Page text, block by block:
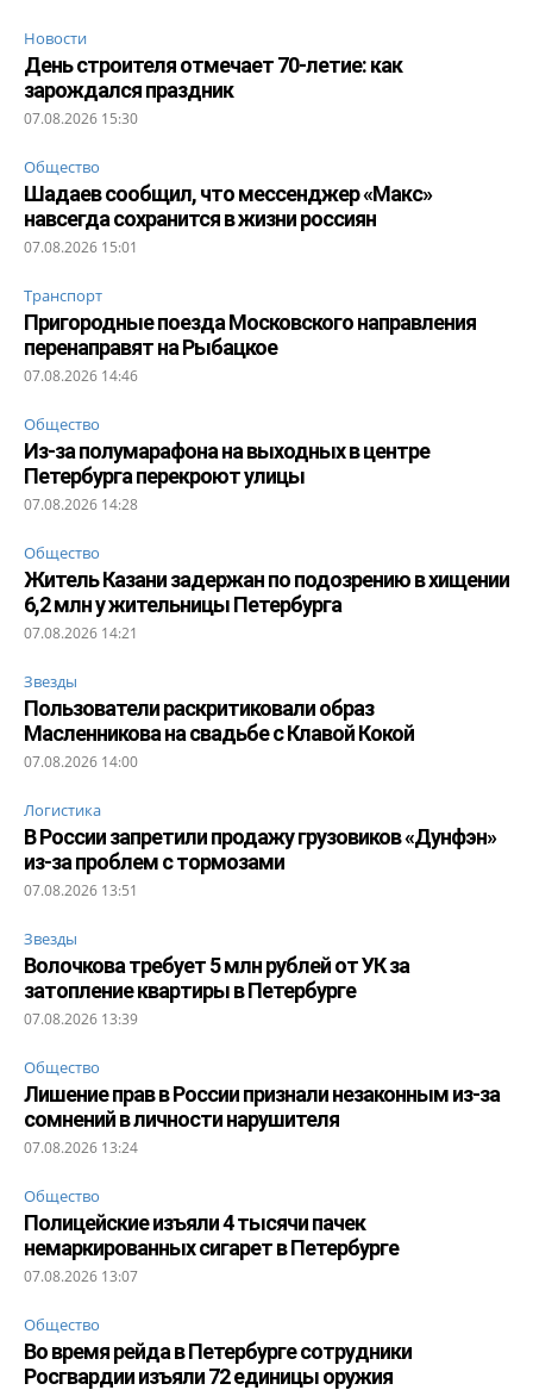
Новости
День строителя отмечает 70-летие: как
зарождался праздник
07.08.2026 15:30
Общество
Шадаев сообщил, что мессенджер «Макс»
навсегда сохранится в жизни россиян
07.08.2026 15:01
Транспорт
Пригородные поезда Московского направления
перенаправят на Рыбацкое
07.08.2026 14:46
Общество
Из-за полумарафона на выходных в центре
Петербурга перекроют улицы
07.08.2026 14:28
Общество
Житель Казани задержан по подозрению в хищении
6,2 млн у жительницы Петербурга
07.08.2026 14:21
Звезды
Пользователи раскритиковали образ
Масленникова на свадьбе с Клавой Кокой
07.08.2026 14:00
Логистика
В России запретили продажу грузовиков «Дунфэн»
из-за проблем с тормозами
07.08.2026 13:51
Звезды
Волочкова требует 5 млн рублей от УК за
затопление квартиры в Петербурге
07.08.2026 13:39
Общество
Лишение прав в России признали незаконным из-за
сомнений в личности нарушителя
07.08.2026 13:24
Общество
Полицейские изъяли 4 тысячи пачек
немаркированных сигарет в Петербурге
07.08.2026 13:07
Общество
Во время рейда в Петербурге сотрудники
Росгвардии изъяли 72 единицы оружия